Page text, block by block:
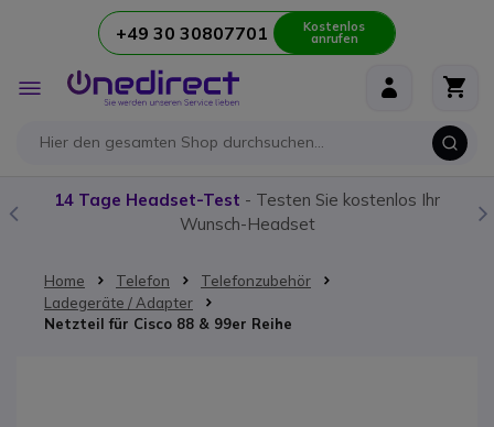
Zum Inhalt springen+49 30 30807701 Kostenlos
anrufen
Navigation
umschalten
14 Tage Headset-Test - Testen Sie kostenlos Ihr
Wunsch-Headset
Home Telefon
Telefonzubehör
Ladegeräte / Adapter
Netzteil für Cisco 88 & 99er Reihe